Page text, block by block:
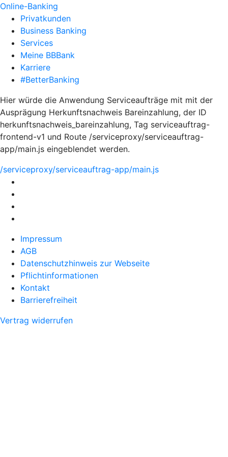
Online-Banking
Privatkunden
Business Banking
Services
Meine BBBank
Karriere
#BetterBanking
Hier würde die Anwendung Serviceaufträge mit mit der
Ausprägung Herkunftsnachweis Bareinzahlung, der ID
herkunftsnachweis_bareinzahlung, Tag serviceauftrag-
frontend-v1 und Route /serviceproxy/serviceauftrag-
app/main.js eingeblendet werden.
/serviceproxy/serviceauftrag-app/main.js
Impressum
AGB
Datenschutzhinweis zur Webseite
Pflichtinformationen
Kontakt
Barrierefreiheit
Vertrag widerrufen